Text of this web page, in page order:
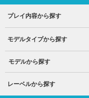
プレイ内容から探す
モデルタイプから探す
モデルから探す
レーベルから探す